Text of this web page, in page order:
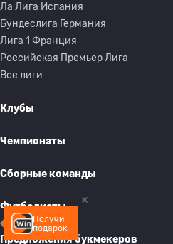
Получи
подарок!
Ла Лига Испания
Бундеслига Германия
Лига 1 Франция
Российская Премьер Лига
Все лиги
Клубы
Чемпионаты
Сборные команды
Футболисты
Предложения букмекеров